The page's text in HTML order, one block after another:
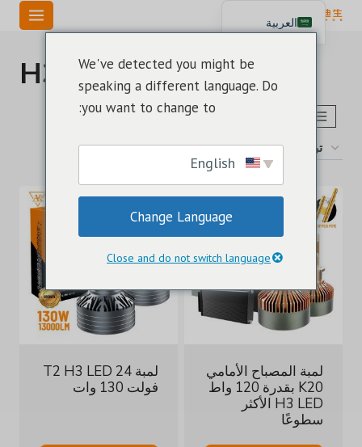
تخطي
لمبة H3 LED
اختر طراز حجم لمبة LED عرض ⁦13⁩ من كل النتائج
الأحدث
لمبة المصباح الأمامي
K20 بقدرة 120 واط
H3 LED الأكثر
سطوعًا
لمبة T2 H3 LED 24
فولت 130 وات
We've detected you might be
speaking a different language. Do
you want to change to:
Change Language
Close and do not switch language
العربية